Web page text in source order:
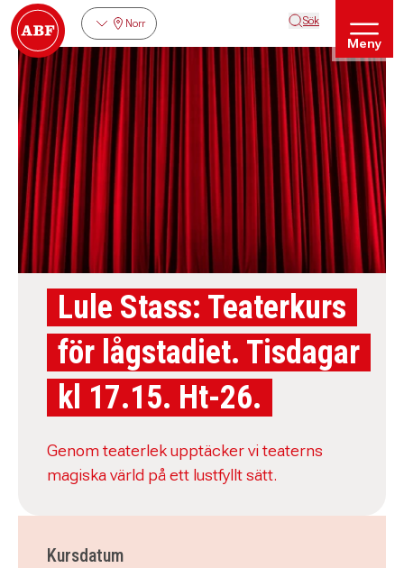
Norr Sök
Meny
Lule Stass: Teaterkurs
för lågstadiet. Tisdagar
kl 17.15. Ht-26.
Genom teaterlek upptäcker vi teaterns
magiska värld på ett lustfyllt sätt.
Kursdatum